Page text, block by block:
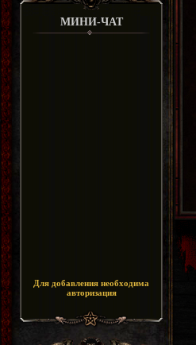
МИНИ-ЧАТ
Для добавления необходима
авторизация